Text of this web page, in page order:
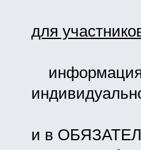
для
информация
и в